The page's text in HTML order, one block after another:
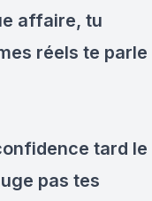
affaire, tu
réels te parle
tard le
pas tes